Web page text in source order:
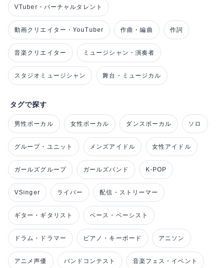
VTuber・バーチャルタレント
動画クリエイター・YouTuber 作曲・編曲 作詞
音楽クリエイター ミュージシャン・演奏者
スタジオミュージシャン 舞台・ミュージカル
タグで探す
男性ボーカル 女性ボーカル ダンスボーカル ソロ
グループ・ユニット メンズアイドル 女性アイドル
ガールズグループ ガールズバンド K-POP
VSinger ライバー 配信・ストリーマー
ギター・ギタリスト ベース・ベーシスト
ドラム・ドラマー ピアノ・キーボード アニソン
アニメ声優 バンドコンテスト 音楽フェス・イベント